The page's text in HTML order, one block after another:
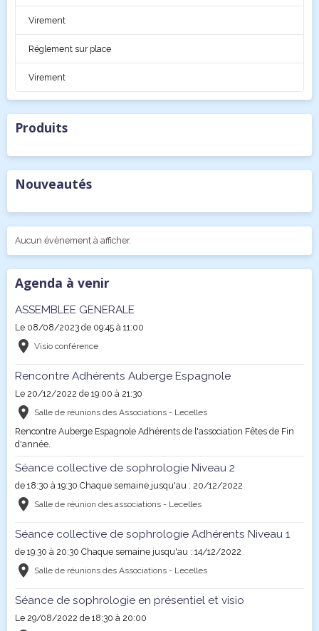
Virement
Réglement sur place
Virement
Produits
Nouveautés
Aucun évènement à afficher.
Agenda à venir
ASSEMBLEE GENERALE
Le 08/08/2023 de 09:45 à 11:00
Visio conférence
Rencontre Adhérents Auberge Espagnole
Le 20/12/2022 de 19:00 à 21:30
Salle de réunions des Associations - Lecelles
Rencontre Auberge Espagnole Adhérents de l'association Fêtes de Fin
d'année.
Séance collective de sophrologie Niveau 2
de 18:30 à 19:30 Chaque semaine jusqu'au : 20/12/2022
Salle de réunion des associations - Lecelles
Séance collective de sophrologie Adhérents Niveau 1
de 19:30 à 20:30 Chaque semaine jusqu'au : 14/12/2022
Salle de réunions des Associations - Lecelles
Séance de sophrologie en présentiel et visio
Le 29/08/2022 de 18:30 à 20:00